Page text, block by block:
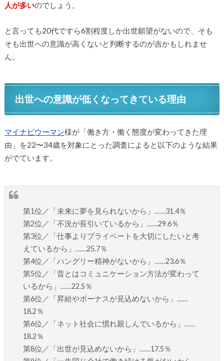
人が多いのでしょう。
と言っても20代ですら6割程度しか出世願望がないので、そも
そも出世への意識が高くないと判断するのが吉かもしれませ
ん。
出世への意識が低くなってきている理由
マイナビウーマン様が「働き方・働く態度が変わってきた理
由」を22〜34歳を対象にとった調査によると以下のような結果
がでています。
第1位／「未来に夢を見られないから」……31.4％
第2位／「不況が長引いているから」……29.6％
第3位／「仕事よりプライベートを大切にしたいと考
えているから」……25.7％
第4位／「ハングリー精神がないから」……23.6％
第5位／「昔とはコミュニケーション方法が変わって
いるから」……22.5％
第6位／「昇給やボーナスが見込めないから」……
18.2％
第6位／「ネット社会に慣れ親しんでいるから」……
18.2％
第8位／「出世が見込めないから」……17.5％